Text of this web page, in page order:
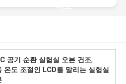
시오
공기 순환 실험실 오븐 건조,
온도 조절인 LCD를 말리는 실험실